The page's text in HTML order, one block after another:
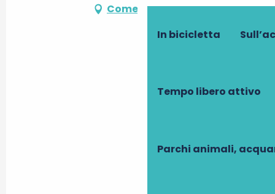
In bicicletta
Tempo libero attivo
Parchi animali,
Come arrivare